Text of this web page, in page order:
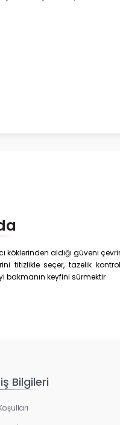
köklerinden aldığı güveni
titizlikle seçer, tazelik
bakmanın keyfini sürmektir
Bilgileri